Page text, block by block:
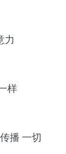
力
样
播 一切